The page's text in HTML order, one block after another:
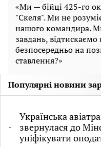
«Ми — бійці 425-го
"Скеля". Ми не
нашого командира.
завдань,
безпосередньо на
ставлення?»
Популярні новини
Українська
звернулася до
уніфікувати